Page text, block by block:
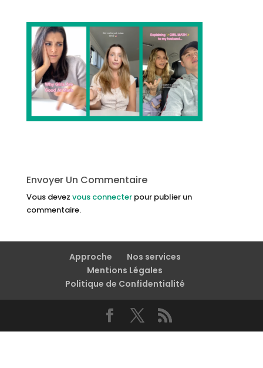
Envoyer Un Commentaire
Vous devez vous connecterpour publier un
commentaire.
Approche
Nos services
Mentions Légales
Politique de Confidentialité